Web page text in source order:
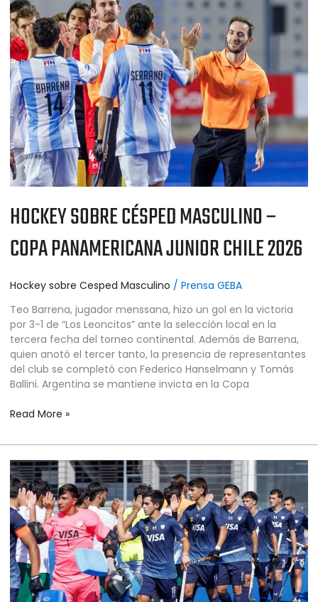
HOCKEY SOBRE CÉSPED MASCULINO –
COPA PANAMERICANA JUNIOR CHILE 2026
Hockey sobre Cesped Masculino / Prensa GEBA
Teo Barrena, jugador menssana, hizo un gol en la victoria
por 3-1 de “Los Leoncitos” ante la selección local en la
tercera fecha del torneo continental. Además de Barrena,
quien anotó el tercer tanto, la presencia de representantes
del club se completó con Federico Hanselmann y Tomás
Ballini. Argentina se mantiene invicta en la Copa
CÉSPED
MASCULINO
–
COPA
PANAMERICANA
JUNIOR
CHILE
2026
Read More »
HOCKEY
SOBRE
CÉSPED
MASCULINO
–
COPA
PANAMERICANA
JUNIOR
CHILE